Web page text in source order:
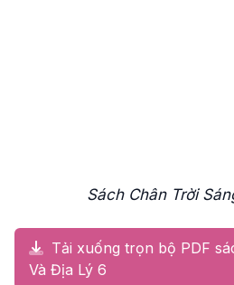
Sách Chân Trời
Tải xuống trọn bộ PDF
Và Địa Lý 6